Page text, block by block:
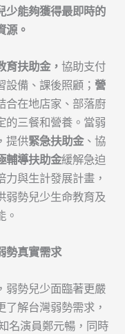
少能夠獲得最即時的
源。
育扶助金， 協助支付
備、課後照顧； 營
合在地店家、部落廚
的三餐和營養。當弱
提供緊急扶助金、協
輔導扶助金緩解急迫
與生計發展計畫，
弱勢兒少生命教育及
。
勢真實需求
弱勢兒少面臨著更嚴
解台灣弱勢需求，
名演員鄭元暢，同時